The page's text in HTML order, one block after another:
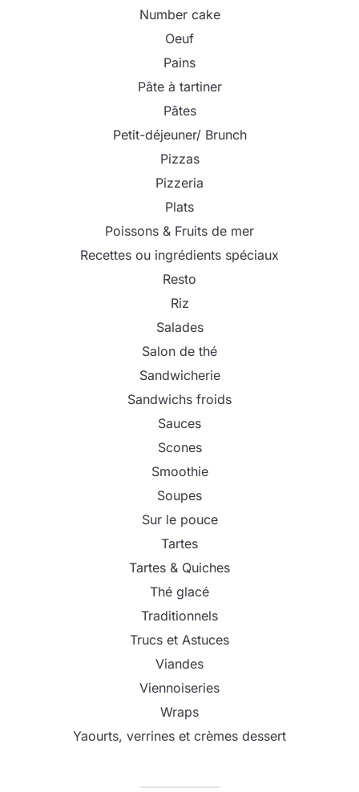
Number cake
Oeuf
Pains
Pâte à tartiner
Pâtes
Petit-déjeuner/ Brunch
Pizzas
Pizzeria
Plats
Poissons & Fruits de mer
Recettes ou ingrédients spéciaux
Resto
Riz
Salades
Salon de thé
Sandwicherie
Sandwichs froids
Sauces
Scones
Smoothie
Soupes
Sur le pouce
Tartes
Tartes & Quiches
Thé glacé
Traditionnels
Trucs et Astuces
Viandes
Viennoiseries
Wraps
Yaourts, verrines et crèmes dessert